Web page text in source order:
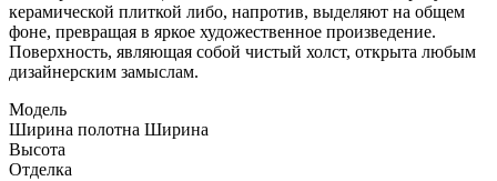
керамической плиткой либо, напротив, выделяют на общем
фоне, превращая в яркое художественное произведение.
Поверхность, являющая собой чистый холст, открыта любым
дизайнерским замыслам.
Модель
Ширина полотна Ширина
Высота
Отделка